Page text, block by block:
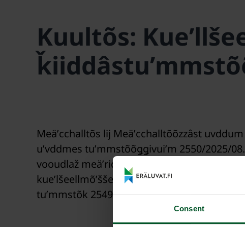
Consent
Kuultõs:
Meäʹcchalltõs lij Meäʹcchalltõõzzâst
uʹvddmes tuʹmmstõõǥǥivuiʹm 2550/2025/
vooudlaž meäʹrid Meäʹcchalltõõzz
kueʹlšeellmõʹšše. Tuʹmmstõk 2550/2025
tuʹmmstõk 2549/2025 jeeʹres Lääʹddjânnam.